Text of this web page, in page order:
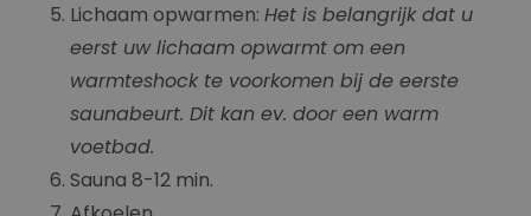
Lichaam opwarmen: Het is belangrijk dat u
eerst uw lichaam opwarmt om een
warmteshock te voorkomen bij de eerste
saunabeurt. Dit kan ev. door een warm
voetbad.
Sauna 8-12 min.